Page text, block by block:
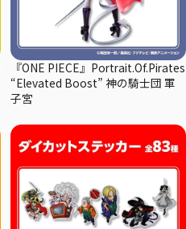
『ONE PIECE』Portrait.Of.Pirates
“Elevated Boost” 神の騎士団 軍
子宮